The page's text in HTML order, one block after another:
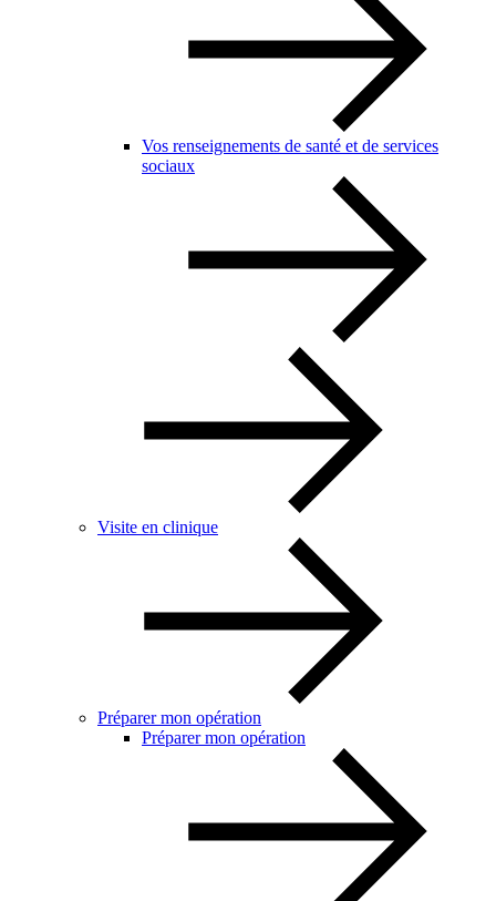
Vos renseignements de santé et de services
sociaux
Visite en clinique
Préparer mon opération
Préparer mon opération